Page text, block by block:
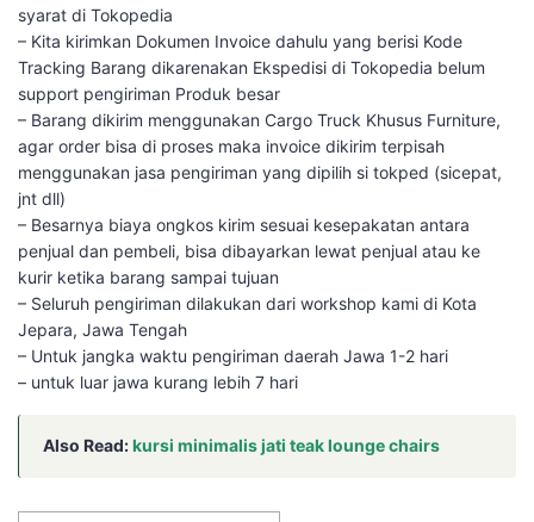
syarat di Tokopedia
– Kita kirimkan Dokumen Invoice dahulu yang berisi Kode
Tracking Barang dikarenakan Ekspedisi di Tokopedia belum
support pengiriman Produk besar
– Barang dikirim menggunakan Cargo Truck Khusus Furniture,
agar order bisa di proses maka invoice dikirim terpisah
menggunakan jasa pengiriman yang dipilih si tokped (sicepat,
jnt dll)
– Besarnya biaya ongkos kirim sesuai kesepakatan antara
penjual dan pembeli, bisa dibayarkan lewat penjual atau ke
kurir ketika barang sampai tujuan
– Seluruh pengiriman dilakukan dari workshop kami di Kota
Jepara, Jawa Tengah
– Untuk jangka waktu pengiriman daerah Jawa 1-2 hari
– untuk luar jawa kurang lebih 7 hari
Also Read:kursi minimalis jati teak lounge chairs